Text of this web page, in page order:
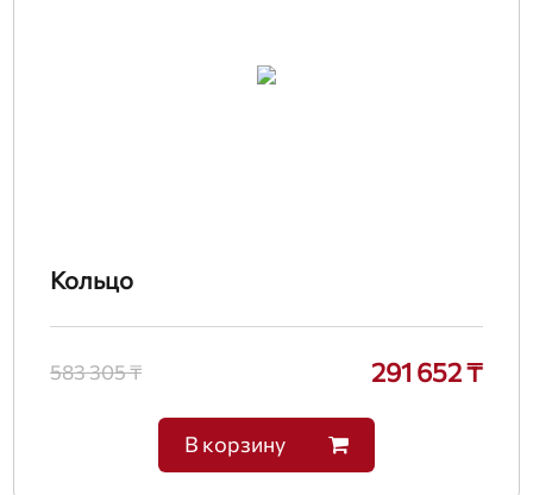
Кольцо
583 305 ₸ 291 652 ₸
В корзину